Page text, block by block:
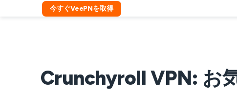
今すぐVeePNを取得
Crunchyroll VPN: お